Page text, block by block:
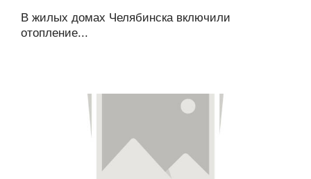
В жилых домах Челябинска включили
отопление...